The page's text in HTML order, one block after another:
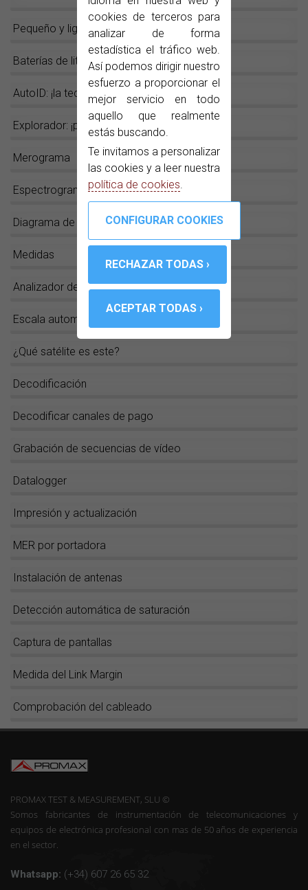
cookies de terceros para
analizar de forma
estadística el tráfico web.
Así podemos dirigir nuestro
esfuerzo a proporcionar el
mejor servicio en todo
aquello que realmente
estás buscando.
Te invitamos a personalizar
las cookies y a leer nuestra
política de cookies.
Pequeño y ligero
Baterías de litio
AutoID: ¡la tecla mágica!
Explorador: ¡pulsar y listo!
Merograma
Espectrograma
Diagrama de constelación
Medidas
Analizador de espectros
Escala automatica del espectro
¿Qué satélite es este?
Decodificación
Decodificar canales de pago
Grabación de secuencias de vídeo
Datalogger
Impresión y actualización
MER por portadora
Instalación de antenas
Detección automática de saturación
Captura de pantallas
Medida del Link Margin
Comprobación del cableado
PROMAX TEST & MEASUREMENT, SLU ©
Somos fabricantes de instrumentación de telecomunicaciones y
equipos de electrónica profesional con mas de 50 años de experiencia
en el sector.
Whatsapp: (+34) 607 26 65 32